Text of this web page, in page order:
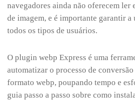
navegadores ainda não oferecem ler
de imagem, e é importante garantir a
todos os tipos de usuários.
O plugin webp Express é uma
automatizar o processo de
formato webp, poupando tempo e
guia passo a passo sobre como